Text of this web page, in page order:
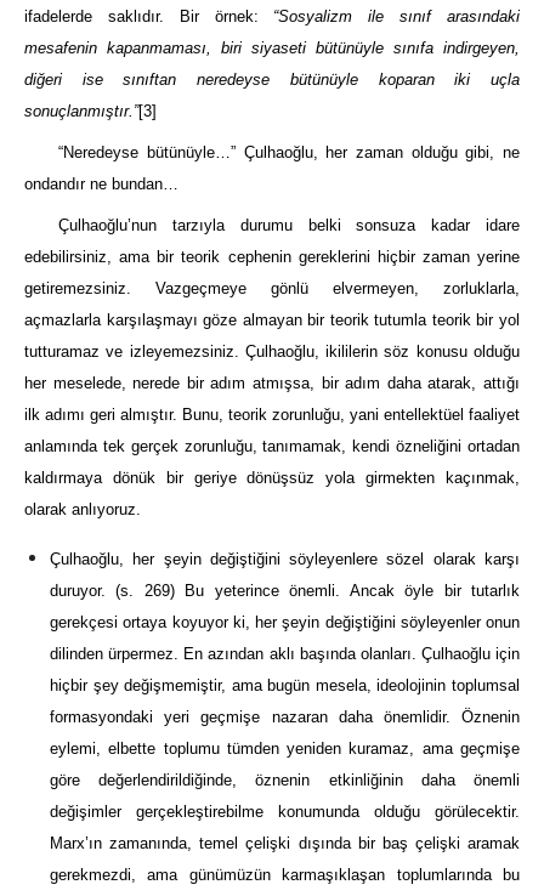
ifadelerde saklıdır. Bir örnek: “Sosyalizm ile sınıf arasındaki
mesafenin kapanmaması, biri siyaseti bütünüyle sınıfa indirgeyen,
diğeri ise sınıftan neredeyse bütünüyle koparan iki uçla
sonuçlanmıştır.”[3]
“Neredeyse bütünüyle…” Çulhaoğlu, her zaman olduğu gibi, ne
ondandır ne bundan…
Çulhaoğlu’nun tarzıyla durumu belki sonsuza kadar idare
edebilirsiniz, ama bir teorik cephenin gereklerini hiçbir zaman yerine
getiremezsiniz. Vazgeçmeye gönlü elvermeyen, zorluklarla,
açmazlarla karşılaşmayı göze almayan bir teorik tutumla teorik bir yol
tutturamaz ve izleyemezsiniz. Çulhaoğlu, ikililerin söz konusu olduğu
her meselede, nerede bir adım atmışsa, bir adım daha atarak, attığı
ilk adımı geri almıştır. Bunu, teorik zorunluğu, yani entellektüel faaliyet
anlamında tek gerçek zorunluğu, tanımamak, kendi özneliğini ortadan
kaldırmaya dönük bir geriye dönüşsüz yola girmekten kaçınmak,
olarak anlıyoruz.
Çulhaoğlu, her şeyin değiştiğini söyleyenlere sözel olarak karşı
duruyor. (s. 269) Bu yeterince önemli. Ancak öyle bir tutarlık
gerekçesi ortaya koyuyor ki, her şeyin değiştiğini söyleyenler onun
dilinden ürpermez. En azından aklı başında olanları. Çulhaoğlu için
hiçbir şey değişmemiştir, ama bugün mesela, ideolojinin toplumsal
formasyondaki yeri geçmişe nazaran daha önemlidir. Öznenin
eylemi, elbette toplumu tümden yeniden kuramaz, ama geçmişe
göre değerlendirildiğinde, öznenin etkinliğinin daha önemli
değişimler gerçekleştirebilme konumunda olduğu görülecektir.
Marx’ın zamanında, temel çelişki dışında bir baş çelişki aramak
gerekmezdi, ama günümüzün karmaşıklaşan toplumlarında bu